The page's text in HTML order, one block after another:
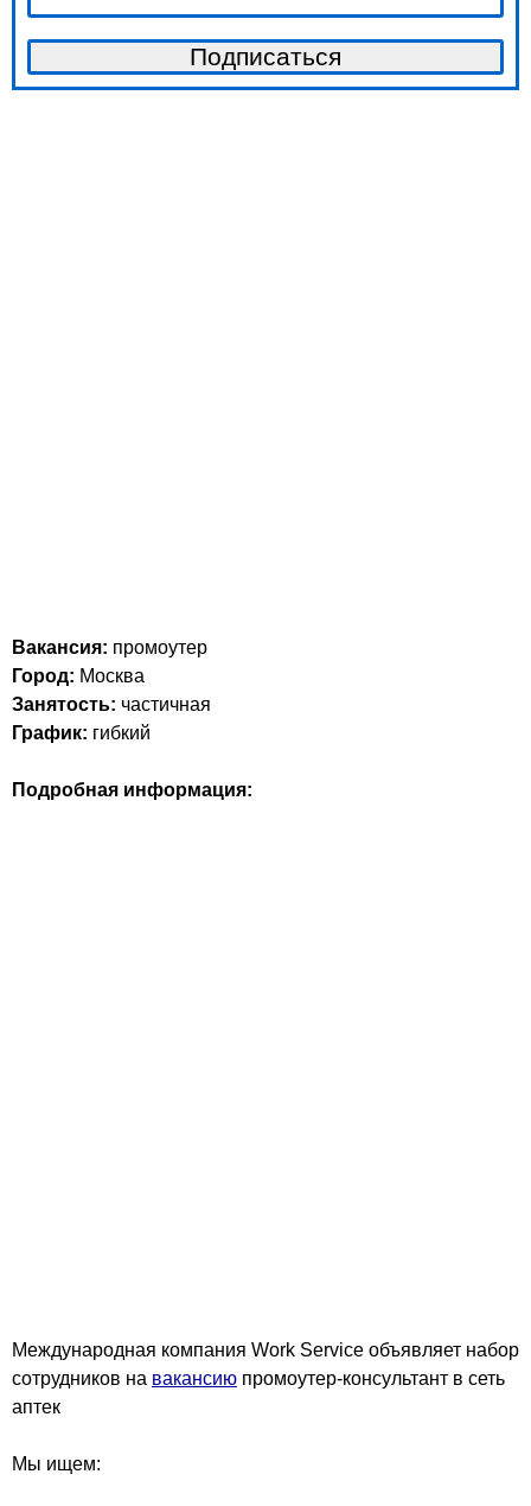
Вакансия: промоутер
Город: Москва
Занятость: частичная
График: гибкий
Подробная информация:
Международная компания Work Service объявляет набор
сотрудников на вакансию промоутер-консультант в сеть
аптек
Мы ищем: